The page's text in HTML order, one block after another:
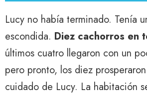
Lucy no había terminado. Tenía
escondida. Diez cachorros en
últimos cuatro llegaron con un
pero pronto, los diez
cuidado de Lucy. La habitación